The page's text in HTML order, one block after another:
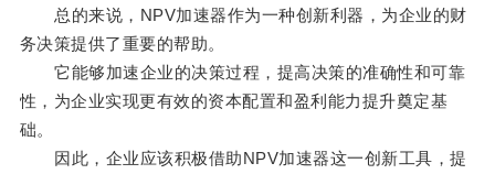
总的来说，NPV加速器作为一种创新利器，为企业的财
务决策提供了重要的帮助。
它能够加速企业的决策过程，提高决策的准确性和可靠
性，为企业实现更有效的资本配置和盈利能力提升奠定基
础。
因此，企业应该积极借助NPV加速器这一创新工具，提